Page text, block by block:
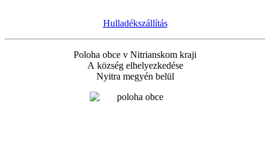
Hulladékszállítás
Poloha obce v Nitrianskom kraji
A község elhelyezkedése
Nyitra megyén belül